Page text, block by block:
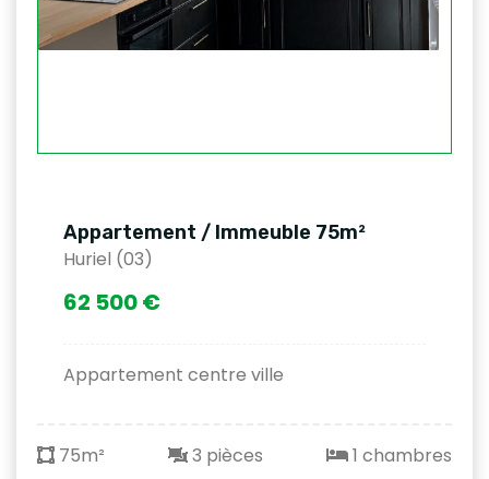
Appartement / Immeuble 75m²
Huriel (03)
62 500 €
Appartement centre ville
75m² 3 pièces 1 chambres